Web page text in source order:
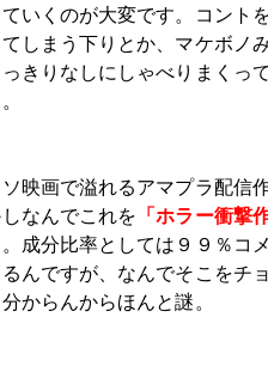
いくのが大変です。コント
しまう下りとか、マケボノ
きりなしにしゃべりまくっ
映画で溢れるアマプラ配信
なんでこれを 「ホラー衝撃
成分比率としては９９％コ
んですが、なんでそこをチ
からんからほんと謎。